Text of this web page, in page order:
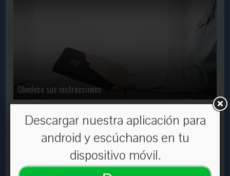
Obedece sus instrucciones
28 Jan, 2020
2650
En Contacto
Descargar nuestra aplicación para
android y escúchanos en tu
dispositivo móvil.